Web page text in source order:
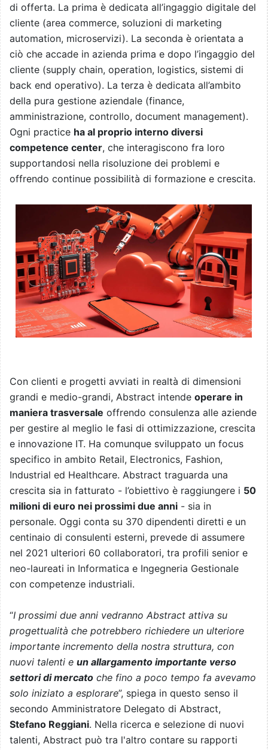
di offerta. La prima è dedicata all’ingaggio digitale del
cliente (area commerce, soluzioni di marketing
automation, microservizi). La seconda è orientata a
ciò che accade in azienda prima e dopo l’ingaggio del
cliente (supply chain, operation, logistics, sistemi di
back end operativo). La terza è dedicata all’ambito
della pura gestione aziendale (finance,
amministrazione, controllo, document management).
Ogni practice ha al proprio interno diversi
competence center, che interagiscono fra loro
supportandosi nella risoluzione dei problemi e
offrendo continue possibilità di formazione e crescita.
Con clienti e progetti avviati in realtà di dimensioni
grandi e medio-grandi, Abstract intende operare in
maniera trasversale offrendo consulenza alle aziende
per gestire al meglio le fasi di ottimizzazione, crescita
e innovazione IT. Ha comunque sviluppato un focus
specifico in ambito Retail, Electronics, Fashion,
Industrial ed Healthcare. Abstract traguarda una
crescita sia in fatturato - l’obiettivo è raggiungere i 50
milioni di euro nei prossimi due anni - sia in
personale. Oggi conta su 370 dipendenti diretti e un
centinaio di consulenti esterni, prevede di assumere
nel 2021 ulteriori 60 collaboratori, tra profili senior e
neo-laureati in Informatica e Ingegneria Gestionale
con competenze industriali.
“I prossimi due anni vedranno Abstract attiva su
progettualità che potrebbero richiedere un ulteriore
importante incremento della nostra struttura, con
nuovi talenti e un allargamento importante verso
settori di mercato che fino a poco tempo fa avevamo
solo iniziato a esplorare”, spiega in questo senso il
secondo Amministratore Delegato di Abstract,
Stefano Reggiani. Nella ricerca e selezione di nuovi
talenti, Abstract può tra l'altro contare su rapporti